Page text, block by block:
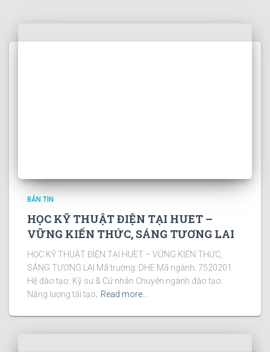
BẢN TIN
HỌC KỸ THUẬT ĐIỆN TẠI HUET –
VỮNG KIẾN THỨC, SÁNG TƯƠNG LAI
HỌC KỸ THUẬT ĐIỆN TẠI HUET – VỮNG KIẾN THỨC,
SÁNG TƯƠNG LAI Mã trường: DHE Mã ngành: 7520201
Hệ đào tạo: Kỹ sư & Cử nhân Chuyên ngành đào tạo:
Năng lượng tái tạo; Read more…